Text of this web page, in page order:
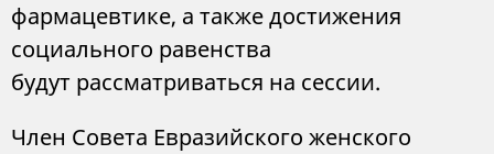
фармацевтике, а также достижения
социального равенства
будут рассматриваться на сессии.
Член Совета Евразийского женского